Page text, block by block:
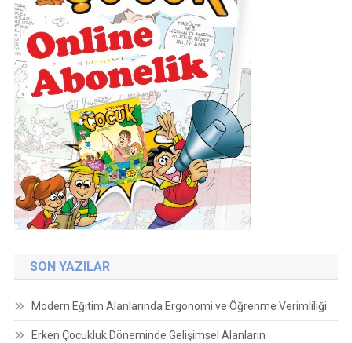
SON YAZILAR
Modern Eğitim Alanlarında Ergonomi ve Öğrenme Verimliliği
Erken Çocukluk Döneminde Gelişimsel Alanların